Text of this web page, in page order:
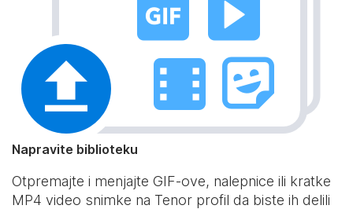
Napravite biblioteku
Otpremajte i menjajte GIF-ove, nalepnice ili kratke
MP4 video snimke na Tenor profil da biste ih delili